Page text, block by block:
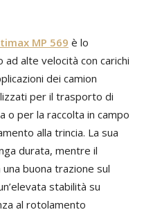
MP 569 è lo
alte velocità con carichi
dei camion
per il trasporto di
o per la raccolta in campo
alla trincia. La sua
durata, mentre il
buona trazione sul
stabilità su
al rotolamento